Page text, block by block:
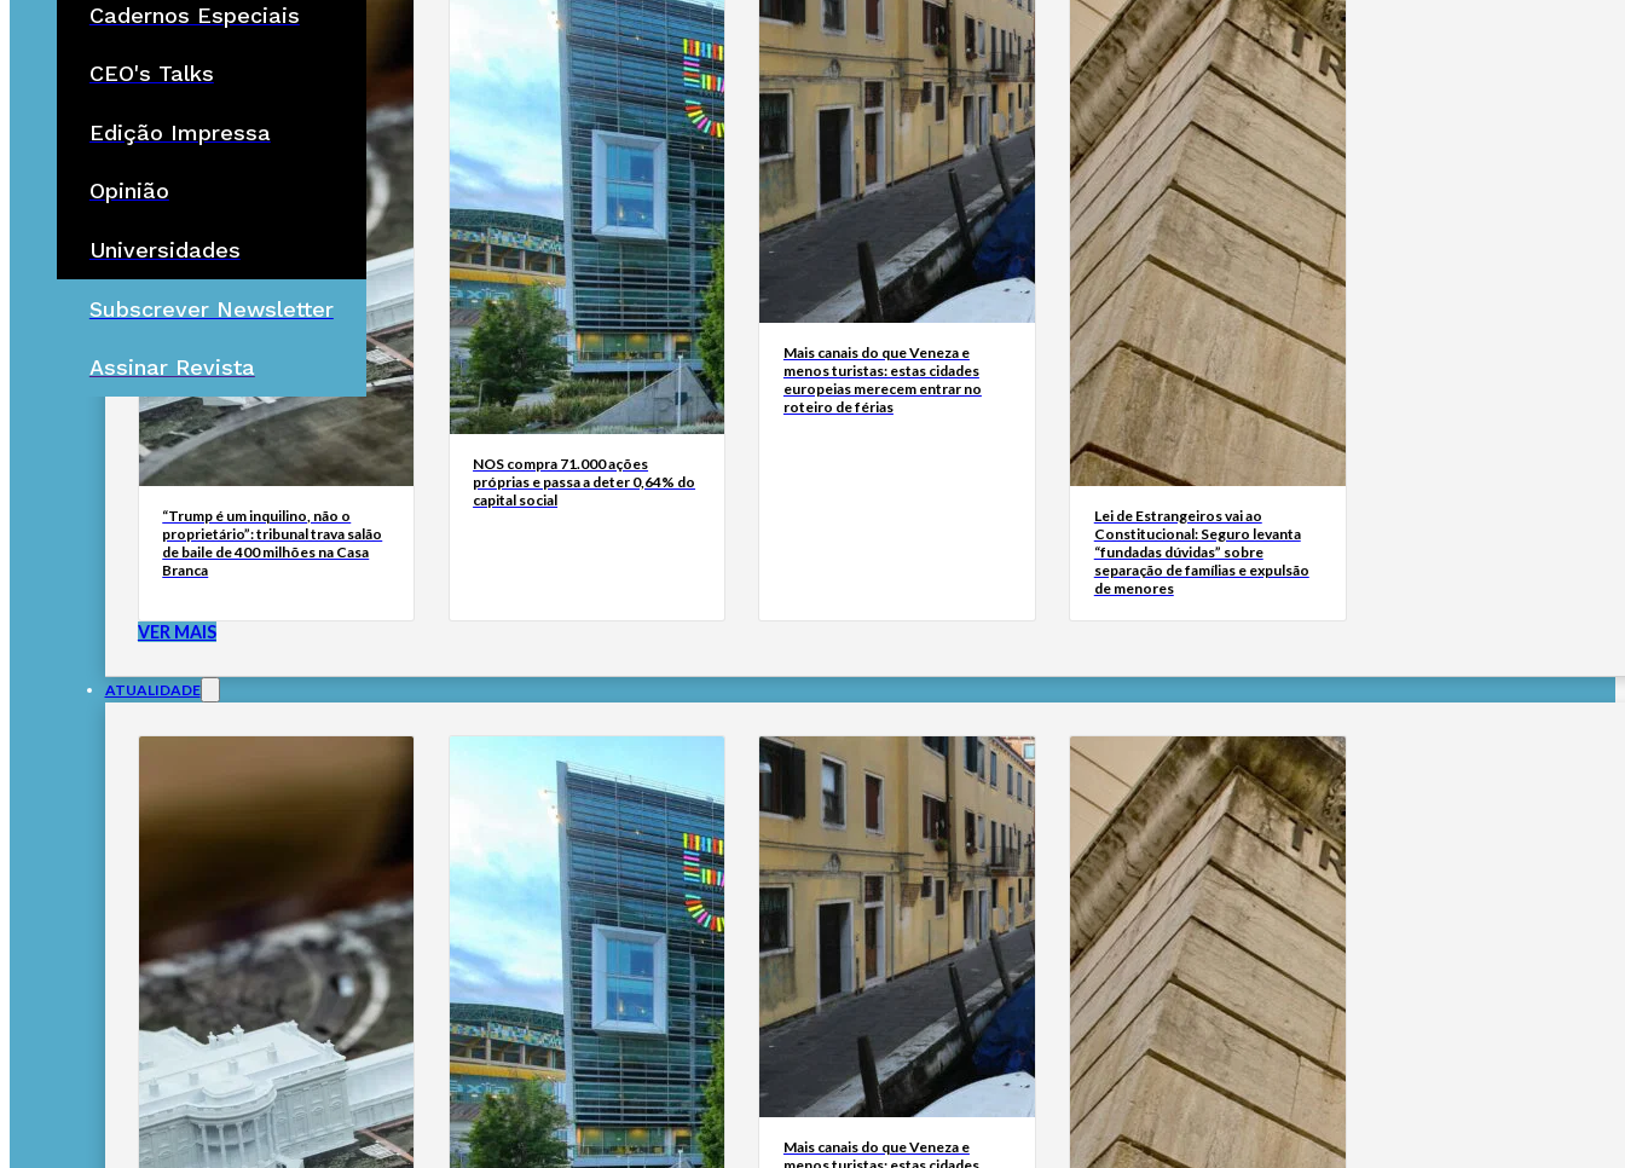
Cadernos Especiais
CEO's Talks
Edição Impressa
Opinião
Universidades
Subscrever Newsletter
Assinar Revista
“Trump é um inquilino, não o
proprietário”: tribunal trava salão
de baile de 400 milhões na Casa
Branca
NOS compra 71.000 ações
próprias e passa a deter 0,64% do
capital social
Mais canais do que Veneza e
menos turistas: estas cidades
europeias merecem entrar no
roteiro de férias
Lei de Estrangeiros vai ao
Constitucional: Seguro levanta
“fundadas dúvidas” sobre
separação de famílias e expulsão
de menores
VER MAIS
ATUALIDADE
Mais canais do que Veneza e